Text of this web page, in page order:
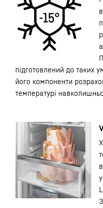
підготовлений до таких
його компоненти
температурі